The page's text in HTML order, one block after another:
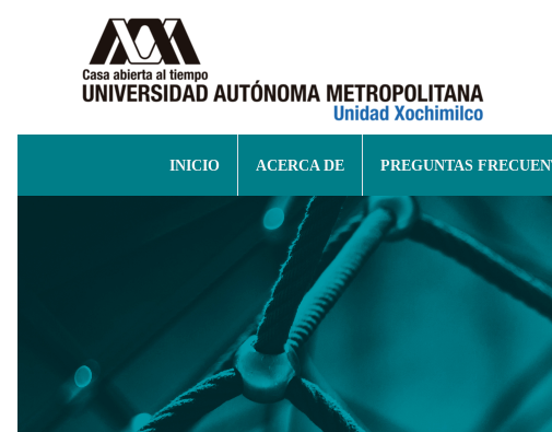
INICIO ACERCA DE PREGUNTAS